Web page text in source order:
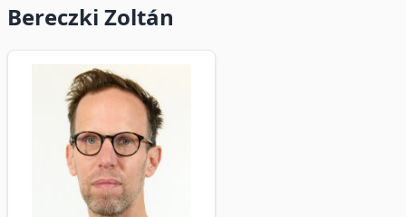
Bereczki Zoltán